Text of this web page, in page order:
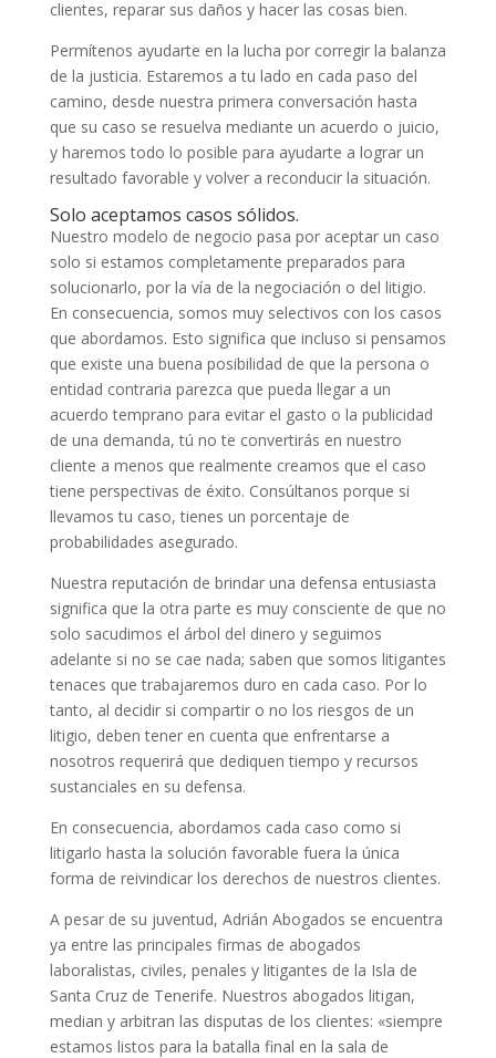
clientes, reparar sus daños y hacer las cosas bien.
Permítenos ayudarte en la lucha por corregir la balanza
de la justicia. Estaremos a tu lado en cada paso del
camino, desde nuestra primera conversación hasta
que su caso se resuelva mediante un acuerdo o juicio,
y haremos todo lo posible para ayudarte a lograr un
resultado favorable y volver a reconducir la situación.
Solo aceptamos casos sólidos.
Nuestro modelo de negocio pasa por aceptar un caso
solo si estamos completamente preparados para
solucionarlo, por la vía de la negociación o del litigio.
En consecuencia, somos muy selectivos con los casos
que abordamos. Esto significa que incluso si pensamos
que existe una buena posibilidad de que la persona o
entidad contraria parezca que pueda llegar a un
acuerdo temprano para evitar el gasto o la publicidad
de una demanda, tú no te convertirás en nuestro
cliente a menos que realmente creamos que el caso
tiene perspectivas de éxito. Consúltanos porque si
llevamos tu caso, tienes un porcentaje de
probabilidades asegurado.
Nuestra reputación de brindar una defensa entusiasta
significa que la otra parte es muy consciente de que no
solo sacudimos el árbol del dinero y seguimos
adelante si no se cae nada; saben que somos litigantes
tenaces que trabajaremos duro en cada caso. Por lo
tanto, al decidir si compartir o no los riesgos de un
litigio, deben tener en cuenta que enfrentarse a
nosotros requerirá que dediquen tiempo y recursos
sustanciales en su defensa.
En consecuencia, abordamos cada caso como si
litigarlo hasta la solución favorable fuera la única
forma de reivindicar los derechos de nuestros clientes.
A pesar de su juventud, Adrián Abogados se encuentra
ya entre las principales firmas de abogados
laboralistas, civiles, penales y litigantes de la Isla de
Santa Cruz de Tenerife. Nuestros abogados litigan,
median y arbitran las disputas de los clientes: «siempre
estamos listos para la batalla final en la sala de